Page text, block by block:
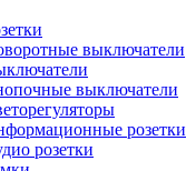
выключатели
выключатели
розетки
розетки